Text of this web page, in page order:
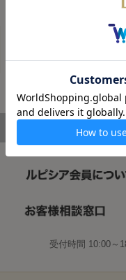
カスタ
受付時間 10:00～